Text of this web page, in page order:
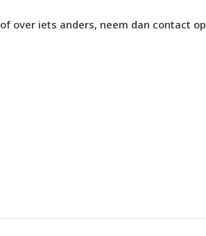
over iets anders, neem dan contact op